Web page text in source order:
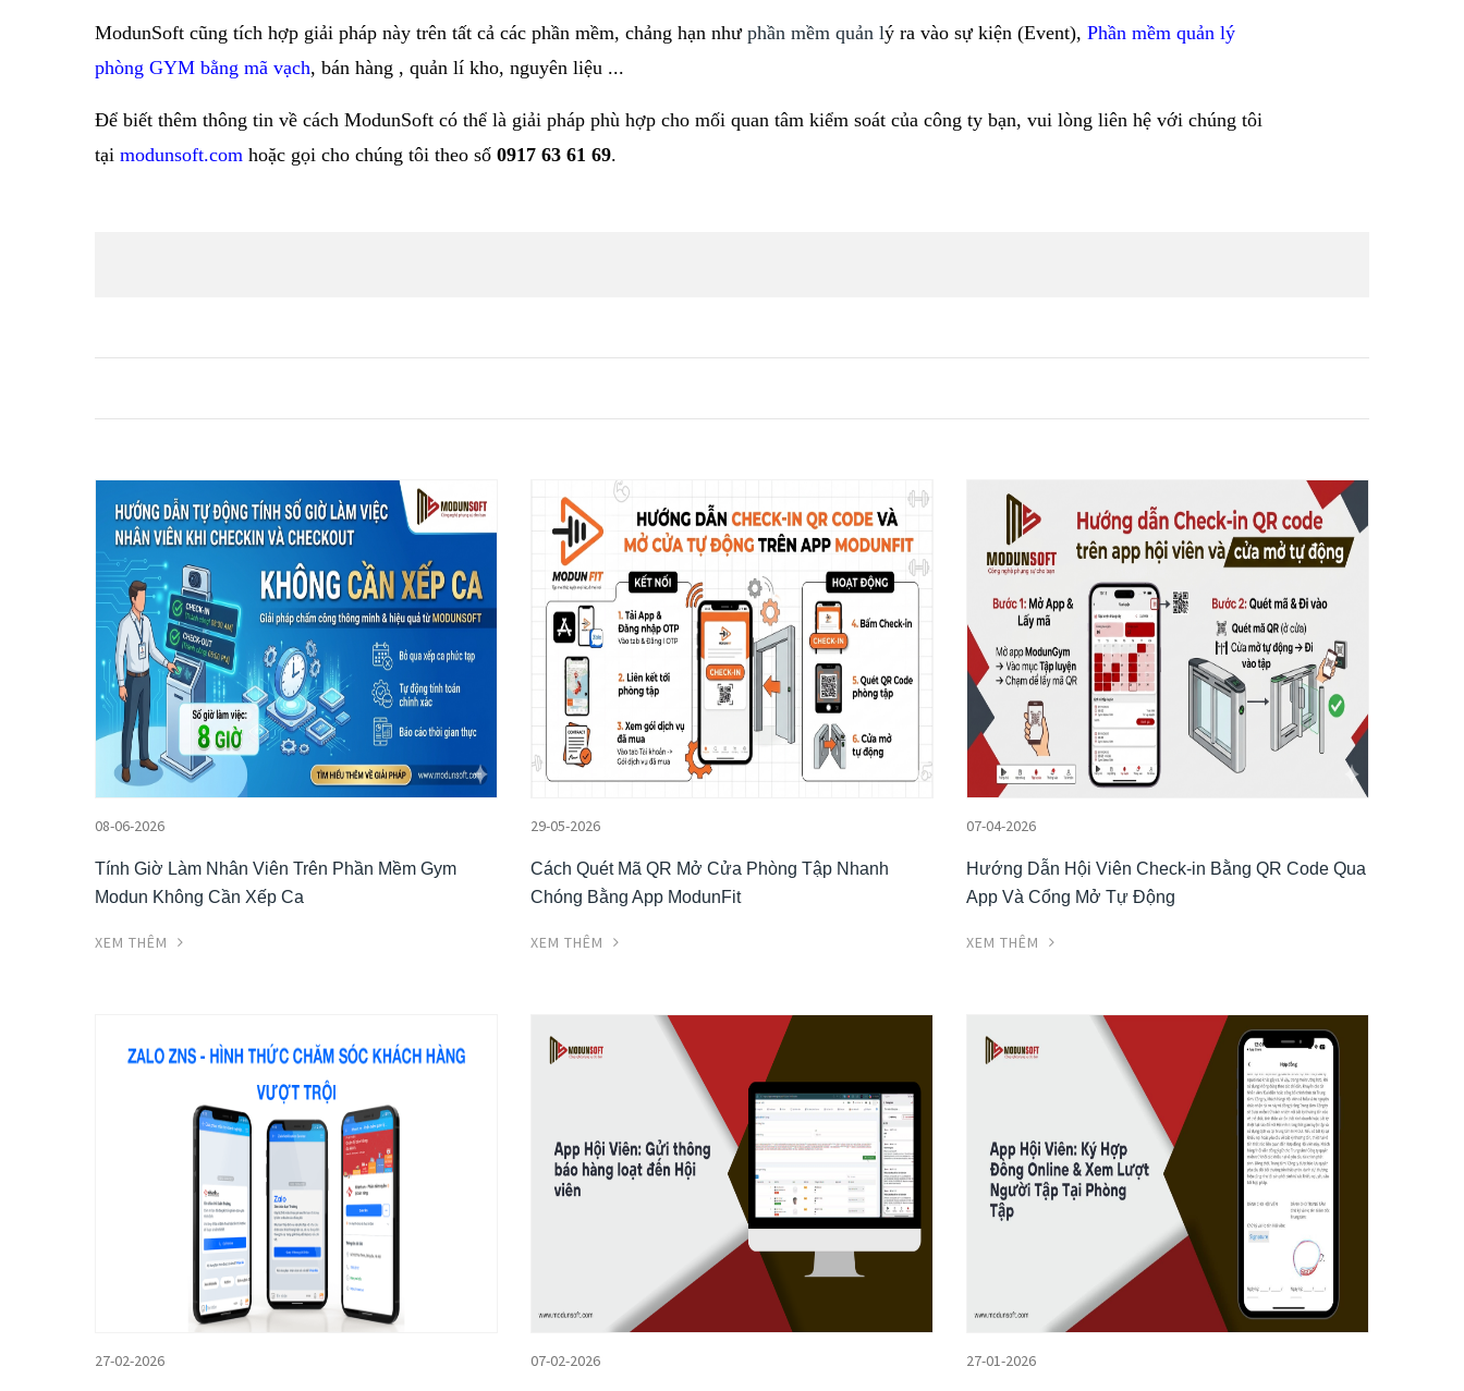
ModunSoft cũng tích hợp giải pháp này trên tất cả các phần mềm, chảng hạn như phần mềm quản lý ra vào sự kiện (Event), Phần mềm quản lý
phòng GYM bằng mã vạch, bán hàng , quản lí kho, nguyên liệu ...
Để biết thêm thông tin về cách ModunSoft có thể là giải pháp phù hợp cho mối quan tâm kiểm soát của công ty bạn, vui lòng liên hệ với chúng tôi
tại modunsoft.com hoặc gọi cho chúng tôi theo số 0917 63 61 69.
08-06-2026
Tính Giờ Làm Nhân Viên Trên Phần Mềm Gym
Modun Không Cần Xếp Ca
XEM THÊM
29-05-2026
Cách Quét Mã QR Mở Cửa Phòng Tập Nhanh
Chóng Bằng App ModunFit
XEM THÊM
07-04-2026
Hướng Dẫn Hội Viên Check-in Bằng QR Code Qua
App Và Cổng Mở Tự Động
XEM THÊM
27-02-2026 07-02-2026 27-01-2026